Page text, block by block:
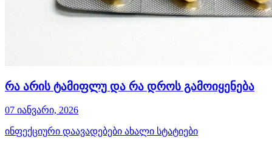
რა არის ტამიფლუ და რა დროს გამოიყენება
07 იანვარი, 2026
ინფექციური დაავადებები ახალი სტატიები